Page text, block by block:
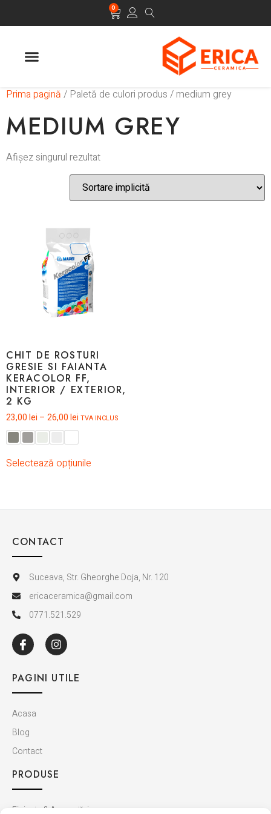
0
Prima pagină / Paletă de culori produs / medium grey
MEDIUM GREY
Afișez singurul rezultat
CHIT DE ROSTURI
GRESIE SI FAIANTA
KERACOLOR FF,
INTERIOR / EXTERIOR,
2 KG
23,00 lei – 26,00 lei TVA INCLUS
Selectează opțiunile
CONTACT
Suceava, Str. Gheorghe Doja, Nr. 120
ericaceramica@gmail.com
0771.521.529
PAGINI UTILE
Acasa
Blog
Contact
PRODUSE
Finisaje & Amenajări